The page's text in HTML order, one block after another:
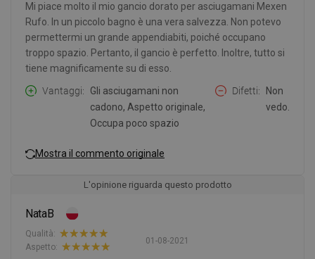
Mi piace molto il mio gancio dorato per asciugamani Mexen
Rufo. In un piccolo bagno è una vera salvezza. Non potevo
permettermi un grande appendiabiti, poiché occupano
troppo spazio. Pertanto, il gancio è perfetto. Inoltre, tutto si
tiene magnificamente su di esso.
Vantaggi
Gli asciugamani non
cadono, Aspetto originale,
Occupa poco spazio
Difetti
Non
vedo.
Mostra il commento originale
L'opinione riguarda questo prodotto
NataB
01-08-2021
Qualità:
Aspetto: